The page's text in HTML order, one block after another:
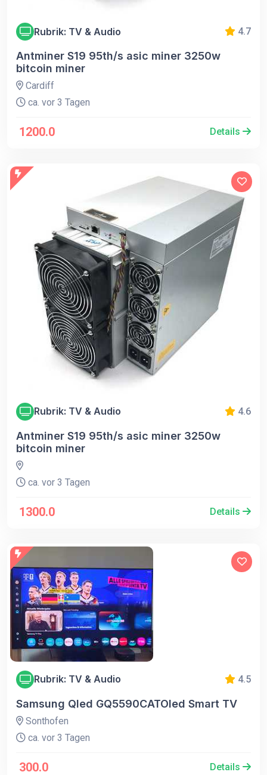
Rubrik: TV & Audio 4.7
Antminer S19 95th/s asic miner 3250w
bitcoin miner
Cardiff
ca. vor 3 Tagen
1200.0 Details
Rubrik: TV & Audio 4.6
Antminer S19 95th/s asic miner 3250w
bitcoin miner
ca. vor 3 Tagen
1300.0 Details
Rubrik: TV & Audio 4.5
Samsung Qled GQ5590CATOled Smart TV
Sonthofen
ca. vor 3 Tagen
300.0 Details